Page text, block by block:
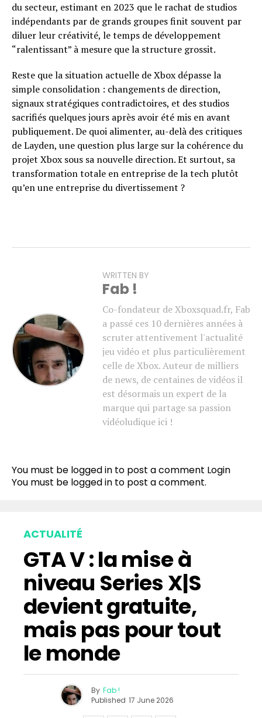
du secteur, estimant en 2023 que le rachat de studios
indépendants par de grands groupes finit souvent par
diluer leur créativité, le temps de développement
“ralentissant” à mesure que la structure grossit.
Reste que la situation actuelle de Xbox dépasse la
simple consolidation : changements de direction,
signaux stratégiques contradictoires, et des studios
sacrifiés quelques jours après avoir été mis en avant
publiquement. De quoi alimenter, au-delà des critiques
de Layden, une question plus large sur la cohérence du
projet Xbox sous sa nouvelle direction. Et surtout, sa
transformation totale en entreprise de la tech plutôt
qu’en une entreprise du divertissement ?
WRITTEN BY
Fab !
Co-fondateur de Xboxsquad.fr, Fab
a passé ces 10 dernières années à
scruter attentivement l'actualité
jeu vidéo et plus particulièrement
celle de Xbox. Auteur de milliers
de news, de centaines de vidéos il
est désormais un expert de la
marque qui partage sa passion
vidéoludique ici !
You must be logged in to post a comment Login
You must be logged in to post a comment.
ACTUALITÉ
GTA V : la mise à
niveau Series X|S
devient gratuite,
mais pas pour tout
le monde
By Fab !
Published 17 June 2026